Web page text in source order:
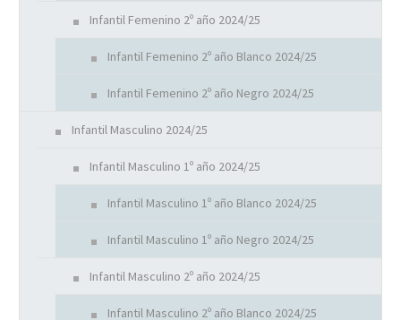
Infantil Femenino 2º año 2024/25
Infantil Femenino 2º año Blanco 2024/25
Infantil Femenino 2º año Negro 2024/25
Infantil Masculino 2024/25
Infantil Masculino 1º año 2024/25
Infantil Masculino 1º año Blanco 2024/25
Infantil Masculino 1º año Negro 2024/25
Infantil Masculino 2º año 2024/25
Infantil Masculino 2º año Blanco 2024/25